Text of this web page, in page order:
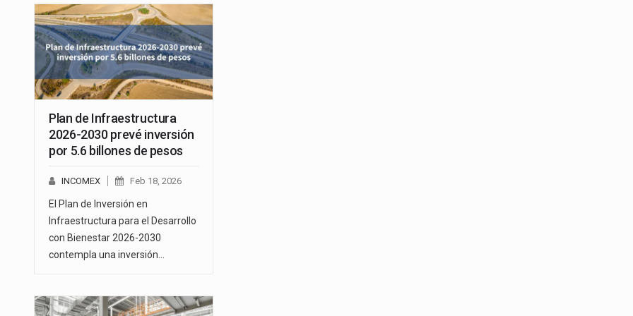
Plan de Infraestructura
2026-2030 prevé inversión
por 5.6 billones de pesos
INCOMEX Feb 18, 2026
El Plan de Inversión en
Infraestructura para el Desarrollo
con Bienestar 2026-2030
contempla una inversión…